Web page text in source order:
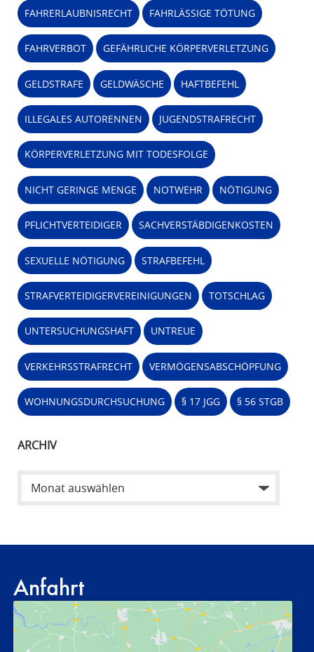
FAHRERLAUBNISRECHT FAHRLÄSSIGE TÖTUNG
FAHRVERBOT GEFÄHRLICHE KÖRPERVERLETZUNG
GELDSTRAFE GELDWÄSCHE HAFTBEFEHL
ILLEGALES AUTORENNEN JUGENDSTRAFRECHT
KÖRPERVERLETZUNG MIT TODESFOLGE
NICHT GERINGE MENGE NOTWEHR NÖTIGUNG
PFLICHTVERTEIDIGER SACHVERSTÄBDIGENKOSTEN
SEXUELLE NÖTIGUNG STRAFBEFEHL
STRAFVERTEIDIGERVEREINIGUNGEN TOTSCHLAG
UNTERSUCHUNGSHAFT UNTREUE
VERKEHRSSTRAFRECHT VERMÖGENSABSCHÖPFUNG
WOHNUNGSDURCHSUCHUNG § 17 JGG § 56 STGB
ARCHIV
Anfahrt